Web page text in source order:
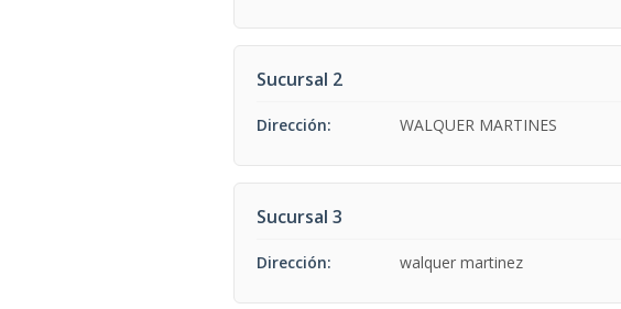
Sucursal 2
Dirección: WALQUER MARTINES
Sucursal 3
Dirección: walquer martinez